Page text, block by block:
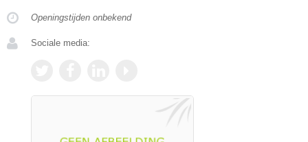
Openingstijden onbekend
Sociale media: